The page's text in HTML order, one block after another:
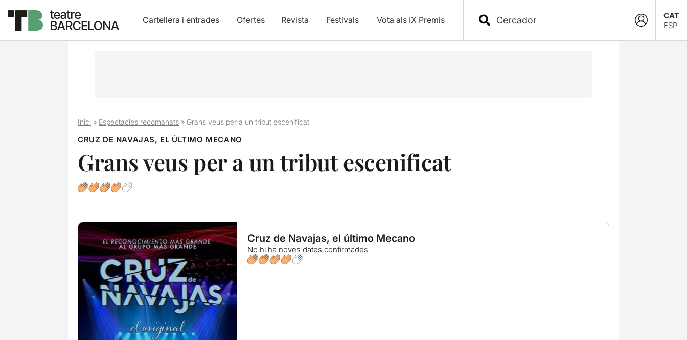
Cartellera i entrades Ofertes Revista Festivals Vota als IX Premis
CAT
ESP
Inici» Espectacles recomanats» Grans veus per a un tribut escenificat
CRUZ DE NAVAJAS, EL ÚLTIMO MECANO
Grans veus per a un tribut escenificat
Cruz de Navajas, el último Mecano
No hi ha noves dates confirmades